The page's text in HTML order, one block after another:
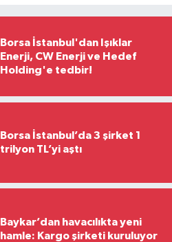
Borsa İstanbul'dan Işıklar
Enerji, CW Enerji ve Hedef
Holding'e tedbir!
Borsa İstanbul’da 3 şirket 1
trilyon TL’yi aştı
Baykar’dan havacılıkta yeni
hamle: Kargo şirketi kuruluyor